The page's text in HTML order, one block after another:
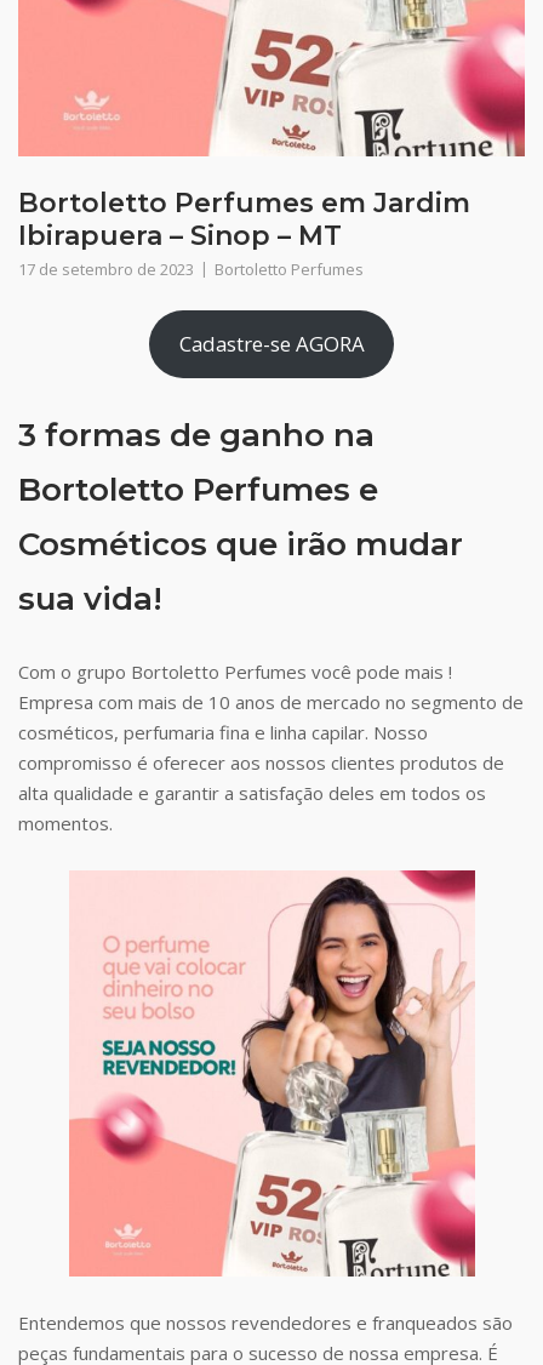
Bortoletto Perfumes em Jardim
Ibirapuera – Sinop – MT
17 de setembro de 2023 Bortoletto Perfumes
Cadastre-se AGORA
3 formas de ganho na
Bortoletto Perfumes e
Cosméticos que irão mudar
sua vida!
Com o grupo Bortoletto Perfumes você pode mais !
Empresa com mais de 10 anos de mercado no segmento de
cosméticos, perfumaria fina e linha capilar. Nosso
compromisso é oferecer aos nossos clientes produtos de
alta qualidade e garantir a satisfação deles em todos os
momentos.
Entendemos que nossos revendedores e franqueados são
peças fundamentais para o sucesso de nossa empresa. É